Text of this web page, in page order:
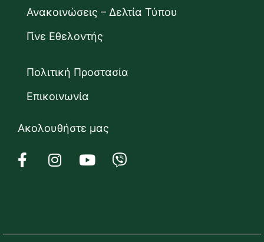
Ανακοινώσεις – Δελτία Τύπου
Γίνε Εθελοντής
Πολιτική Προστασία
Επικοινωνία
Ακολουθήστε μας